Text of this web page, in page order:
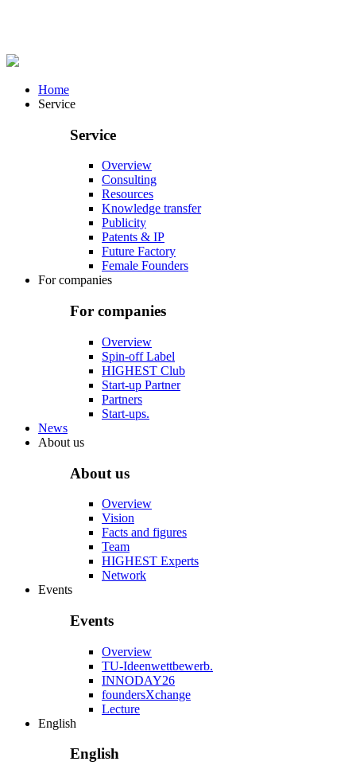
Home
Service
Service
Overview
Consulting
Resources
Knowledge transfer
Publicity
Patents & IP
Future Factory
Female Founders
For companies
For companies
Overview
Spin-off Label
HIGHEST Club
Start-up Partner
Partners
Start-ups.
News
About us
About us
Overview
Vision
Facts and figures
Team
HIGHEST Experts
Network
Events
Events
Overview
TU-Ideenwettbewerb.
INNODAY26
foundersXchange
Lecture
English
English